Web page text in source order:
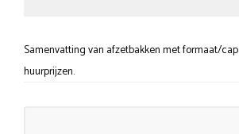
Samenvatting van afzetbakken met formaat/
huurprijzen.